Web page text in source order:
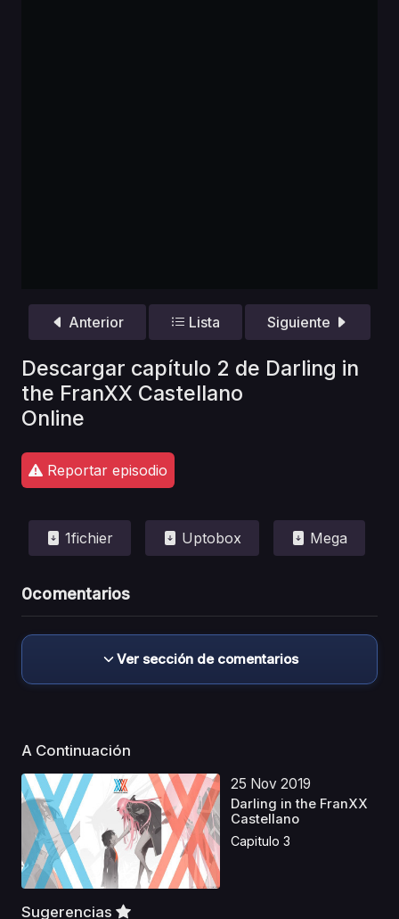
Anterior Lista Siguiente
Descargar capítulo 2 de Darling in
the FranXX Castellano
Online
Reportar episodio
1fichier Uptobox Mega
0comentarios
Ver sección de comentarios
A Continuación
25 Nov 2019
Darling in the FranXX
Castellano
Capitulo 3
Sugerencias